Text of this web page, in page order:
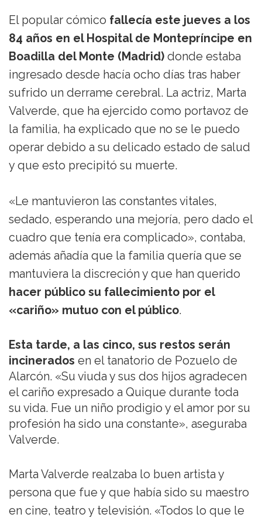
El popular cómico fallecía este jueves a los
84 años en el Hospital de Montepríncipe en
Boadilla del Monte (Madrid) donde estaba
ingresado desde hacía ocho días tras haber
sufrido un derrame cerebral. La actriz, Marta
Valverde, que ha ejercido como portavoz de
la familia, ha explicado que no se le puedo
operar debido a su delicado estado de salud
y que esto precipitó su muerte.
«Le mantuvieron las constantes vitales,
sedado, esperando una mejoría, pero dado el
cuadro que tenía era complicado», contaba,
además añadía que la familia quería que se
mantuviera la discreción y que han querido
hacer público su fallecimiento por el
«cariño» mutuo con el público.
Esta tarde, a las cinco, sus restos serán
incinerados en el tanatorio de Pozuelo de
Alarcón. «Su viuda y sus dos hijos agradecen
el cariño expresado a Quique durante toda
su vida. Fue un niño prodigio y el amor por su
profesión ha sido una constante», aseguraba
Valverde.
Marta Valverde realzaba lo buen artista y
persona que fue y que había sido su maestro
en cine, teatro y televisión. «Todos lo que le